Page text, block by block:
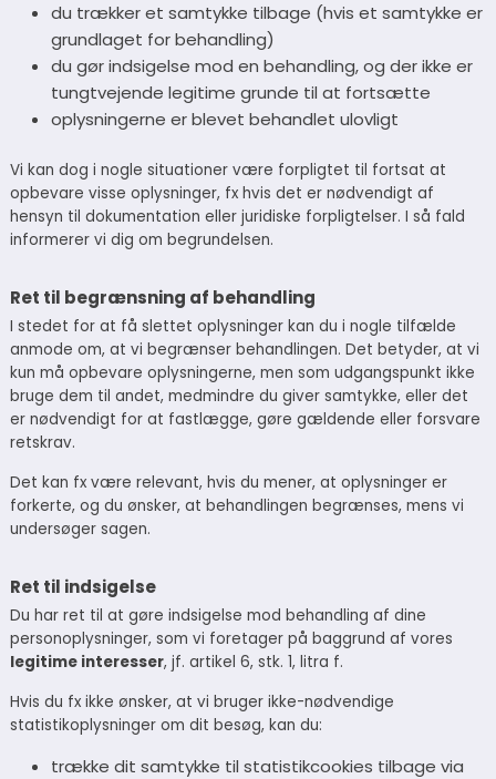
du trækker et samtykke tilbage (hvis et samtykke er
grundlaget for behandling)
du gør indsigelse mod en behandling, og der ikke er
tungtvejende legitime grunde til at fortsætte
oplysningerne er blevet behandlet ulovligt
Vi kan dog i nogle situationer være forpligtet til fortsat at
opbevare visse oplysninger, fx hvis det er nødvendigt af
hensyn til dokumentation eller juridiske forpligtelser. I så fald
informerer vi dig om begrundelsen.
Ret til begrænsning af behandling
I stedet for at få slettet oplysninger kan du i nogle tilfælde
anmode om, at vi begrænser behandlingen. Det betyder, at vi
kun må opbevare oplysningerne, men som udgangspunkt ikke
bruge dem til andet, medmindre du giver samtykke, eller det
er nødvendigt for at fastlægge, gøre gældende eller forsvare
retskrav.
Det kan fx være relevant, hvis du mener, at oplysninger er
forkerte, og du ønsker, at behandlingen begrænses, mens vi
undersøger sagen.
Ret til indsigelse
Du har ret til at gøre indsigelse mod behandling af dine
personoplysninger, som vi foretager på baggrund af vores
legitime interesser, jf. artikel 6, stk. 1, litra f.
Hvis du fx ikke ønsker, at vi bruger ikke-nødvendige
statistikoplysninger om dit besøg, kan du:
trække dit samtykke til statistikcookies tilbage via